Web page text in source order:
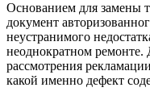
Основанием для замены
документ
неустранимого
неоднократном ремонте.
рассмотрения
какой именно дефект